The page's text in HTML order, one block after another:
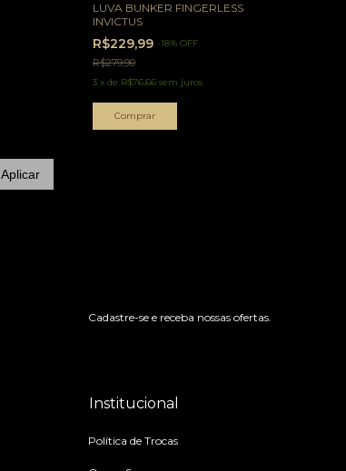
Aplicar
LUVA BUNKER FINGERLESS
INVICTUS
R$229,99 -18% OFF
R$279,90
3 x de R$76,66 sem juros
Comprar
Cadastre-se e receba nossas ofertas.
Institucional
Política de Trocas